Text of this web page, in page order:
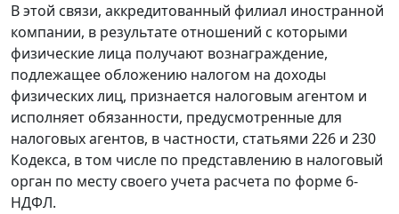
В этой связи, аккредитованный филиал иностранной
компании, в результате отношений с которыми
физические лица получают вознаграждение,
подлежащее обложению налогом на доходы
физических лиц, признается налоговым агентом и
исполняет обязанности, предусмотренные для
налоговых агентов, в частности, статьями 226 и 230
Кодекса, в том числе по представлению в налоговый
орган по месту своего учета расчета по форме 6-
НДФЛ.